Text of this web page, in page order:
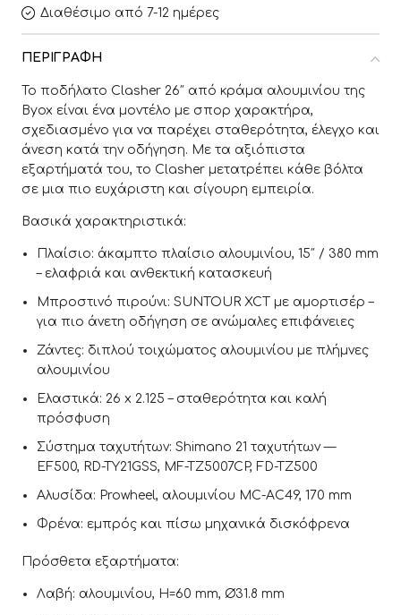
Διαθέσιμο από 7-12 ημέρες
ΠΕΡΙΓΡΑΦΉ
Το ποδήλατο Clasher 26″ από κράμα αλουμινίου της
Byox είναι ένα μοντέλο με σπορ χαρακτήρα,
σχεδιασμένο για να παρέχει σταθερότητα, έλεγχο και
άνεση κατά την οδήγηση. Με τα αξιόπιστα
εξαρτήματά του, το Clasher μετατρέπει κάθε βόλτα
σε μια πιο ευχάριστη και σίγουρη εμπειρία.
Βασικά χαρακτηριστικά:
Πλαίσιο: άκαμπτο πλαίσιο αλουμινίου, 15″ / 380 mm
– ελαφριά και ανθεκτική κατασκευή
Μπροστινό πιρούνι: SUNTOUR XCT με αμορτισέρ –
για πιο άνετη οδήγηση σε ανώμαλες επιφάνειες
Ζάντες: διπλού τοιχώματος αλουμινίου με πλήμνες
αλουμινίου
Ελαστικά: 26 x 2.125 – σταθερότητα και καλή
πρόσφυση
Σύστημα ταχυτήτων: Shimano 21 ταχυτήτων —
EF500, RD-TY21GSS, MF-TZ5007CP, FD-TZ500
Αλυσίδα: Prowheel, αλουμινίου MC-AC49, 170 mm
Φρένα: εμπρός και πίσω μηχανικά δισκόφρενα
Πρόσθετα εξαρτήματα:
Λαβή: αλουμινίου, H=60 mm, Ø31.8 mm